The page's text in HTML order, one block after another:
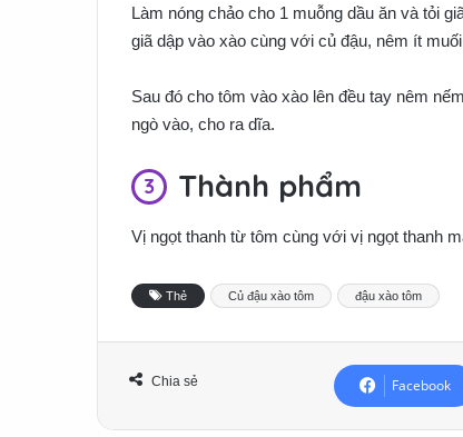
Làm nóng chảo cho 1 muỗng dầu ăn và tỏi
giã dập vào xào cùng với củ đậu, nêm ít
Sau đó cho tôm vào xào lên đều tay nêm
ngò vào, cho ra dĩa.
Thành phẩm
Vị ngọt thanh từ tôm cùng với vị ngọt thanh
Thẻ Củ đậu xào tôm đậu xào tôm
Chia sẻ Facebook